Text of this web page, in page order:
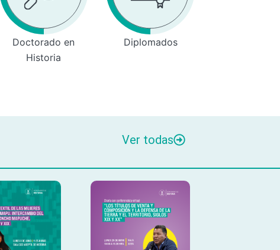
Doctorado en
Historia
Diplomados
Ver todas